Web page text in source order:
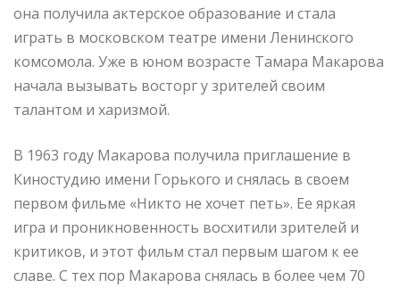
она получила актерское образование и стала
играть в московском театре имени Ленинского
комсомола. Уже в юном возрасте Тамара Макарова
начала вызывать восторг у зрителей своим
талантом и харизмой.
В 1963 году Макарова получила приглашение в
Киностудию имени Горького и снялась в своем
первом фильме «Никто не хочет петь». Ее яркая
игра и проникновенность восхитили зрителей и
критиков, и этот фильм стал первым шагом к ее
славе. С тех пор Макарова снялась в более чем 70